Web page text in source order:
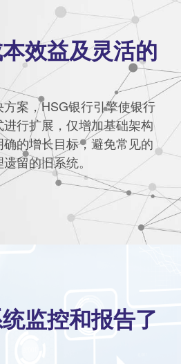
效益及灵活的
案，HSG银行引擎使银行
行扩展，仅增加基础架构
的增长目标，避免常见的
留的旧系统。
监控和报告了